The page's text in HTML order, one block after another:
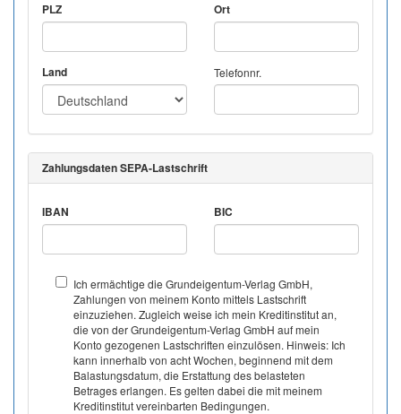
PLZ Ort
Land Telefonnr.
Zahlungsdaten SEPA-Lastschrift
IBAN BIC
Ich ermächtige die Grundeigentum-Verlag GmbH,
Zahlungen von meinem Konto mittels Lastschrift
einzuziehen. Zugleich weise ich mein Kreditinstitut an,
die von der Grundeigentum-Verlag GmbH auf mein
Konto gezogenen Lastschriften einzulösen. Hinweis: Ich
kann innerhalb von acht Wochen, beginnend mit dem
Balastungsdatum, die Erstattung des belasteten
Betrages erlangen. Es gelten dabei die mit meinem
Kreditinstitut vereinbarten Bedingungen.